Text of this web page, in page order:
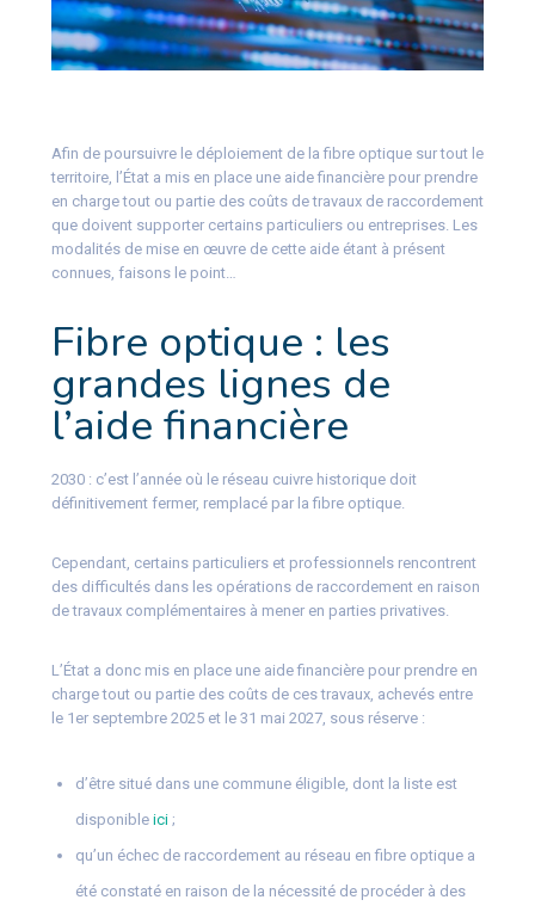
Afin de poursuivre le déploiement de la fibre optique sur tout le
territoire, l’État a mis en place une aide financière pour prendre
en charge tout ou partie des coûts de travaux de raccordement
que doivent supporter certains particuliers ou entreprises. Les
modalités de mise en œuvre de cette aide étant à présent
connues, faisons le point…
Fibre optique : les
grandes lignes de
l’aide financière
2030 : c’est l’année où le réseau cuivre historique doit
définitivement fermer, remplacé par la fibre optique.
Cependant, certains particuliers et professionnels rencontrent
des difficultés dans les opérations de raccordement en raison
de travaux complémentaires à mener en parties privatives.
L’État a donc mis en place une aide financière pour prendre en
charge tout ou partie des coûts de ces travaux, achevés entre
le 1er septembre 2025 et le 31 mai 2027, sous réserve :
d’être situé dans une commune éligible, dont la liste est
disponible ici;
qu’un échec de raccordement au réseau en fibre optique a
été constaté en raison de la nécessité de procéder à des